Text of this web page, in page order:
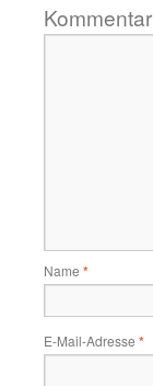
Kommentar
Name *
E-Mail-Adresse *